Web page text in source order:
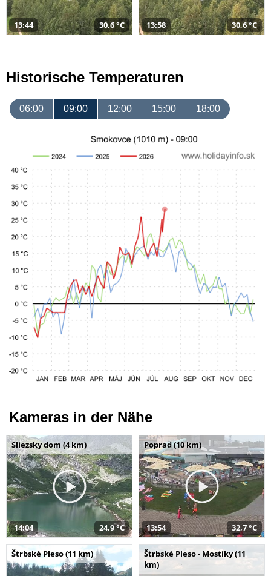
13:44 30,6 °C 13:58 30,6 °C
Historische Temperaturen
06:00 09:00 12:00 15:00 18:00
Kameras in der Nähe
Sliezsky dom (4 km)
14:04 24,9 °C
Poprad (10 km)
13:54 32,7 °C
Štrbské Pleso (11 km)
Štrbské Pleso - Mostíky (11
km)